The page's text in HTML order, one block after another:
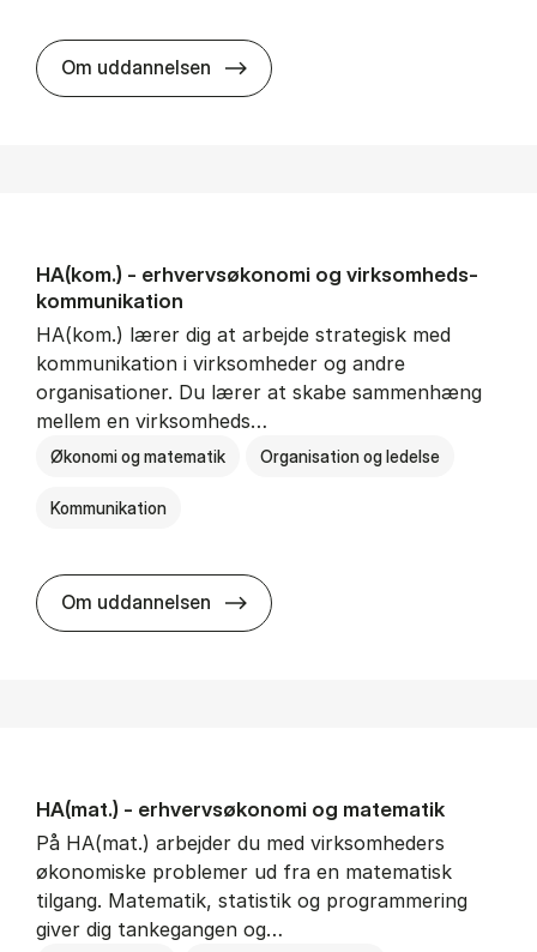
Om uddannelsen HA(jur.) - erhvervs­økonomi og
HA(kom.) - erhvervs­økonomi og virksomheds­
kommunikation
HA(kom.) lærer dig at arbejde strategisk med
kommunikation i virksomheder og andre
organisationer. Du lærer at skabe sammenhæng
mellem en virksomheds…
Økonomi og matematik Organisation og ledelse
Kommunikation
Om uddannelsen HA(kom.) - erhvervs­økonomi
HA(mat.) - erhvervs­økonomi og ma­te­ma­tik
På HA(mat.) arbejder du med virksomheders
økonomiske problemer ud fra en matematisk
tilgang. Matematik, statistik og programmering
giver dig tankegangen og…